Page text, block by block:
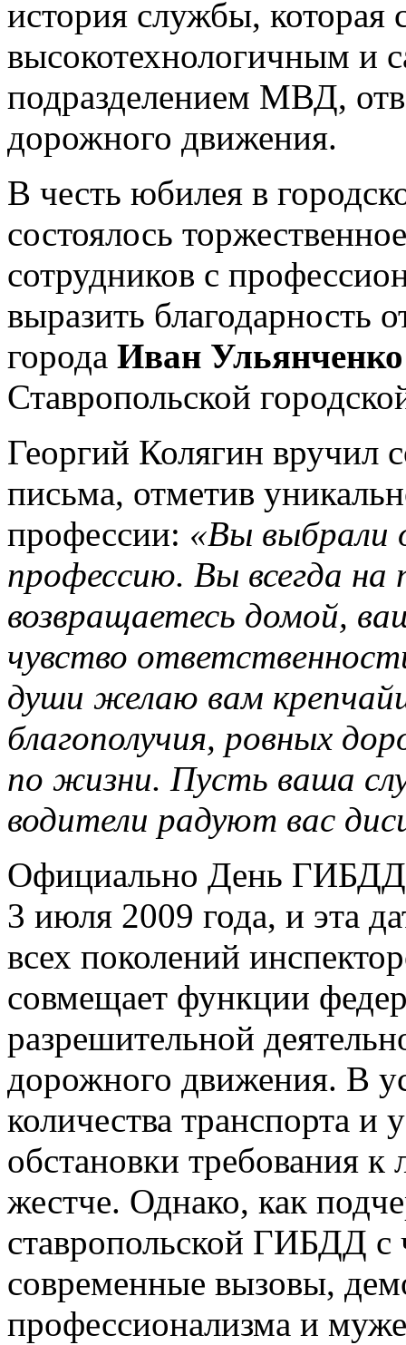
история службы, которая
высокотехнологичным и
подразделением МВД,
дорожного движения.
В честь юбилея в
состоялось
сотрудников с
выразить благодарность
города Иван Ульянченко
Ставропольской
Георгий Колягин вручил
письма, отметив
профессии: «Вы выбрали
профессию. Вы всегда на
возвращаетесь домой,
чувство
души желаю вам
благополучия, ровных
по жизни. Пусть ваша
водители радуют вас
Официально День
3 июля 2009 года, и эта
всех поколений
совмещает функции
разрешительной
дорожного движения. В
количества транспорта
обстановки требования к
жестче. Однако, как
ставропольской ГИБДД с
современные вызовы,
профессионализма и